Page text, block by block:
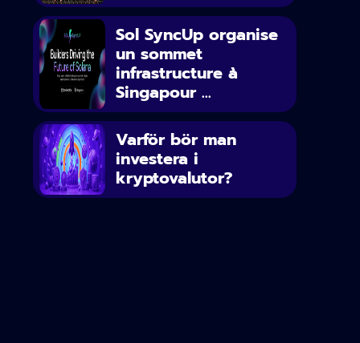
Sol SyncUp organise
un sommet
infrastructure à
Singapour ...
Varför bör man
investera i
kryptovalutor?